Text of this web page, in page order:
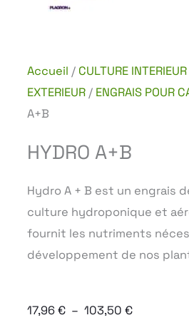
Accueil / CULTURE
EXTERIEUR / ENGRAIS POUR
A+B
HYDRO A+B
Hydro A + B est un engrais
culture hydroponique et
fournit les nutriments
développement de nos
17,96€ – 103,50 €Plage